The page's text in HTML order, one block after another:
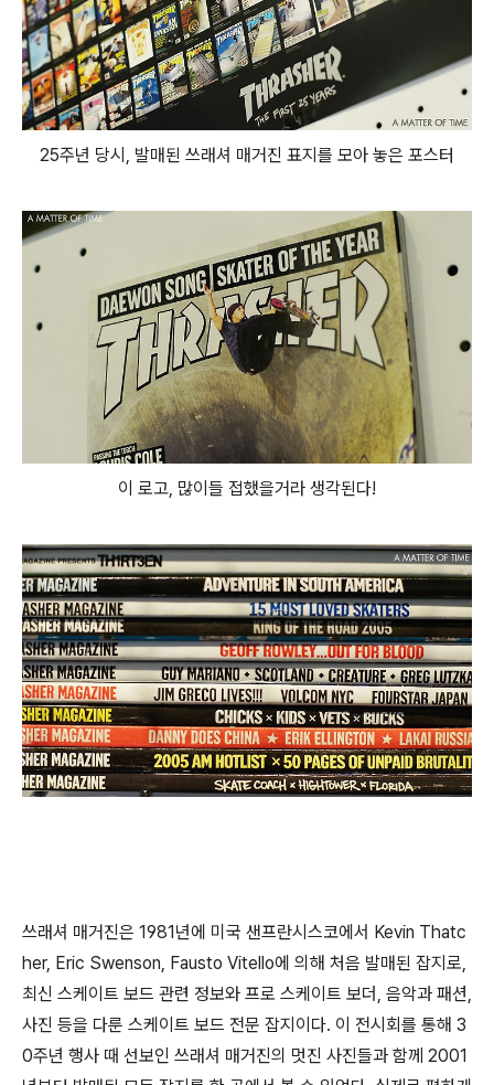
25주년 당시, 발매된 쓰래셔 매거진 표지를 모아 놓은 포스터
이 로고, 많이들 접했을거라 생각된다!
쓰래셔 매거진은 1981년에 미국 샌프란시스코에서 Kevin Thatc
her, Eric Swenson, Fausto Vitello에 의해 처음 발매된 잡지로,
최신 스케이트 보드 관련 정보와 프로 스케이트 보더, 음악과 패션,
사진 등을 다룬 스케이트 보드 전문 잡지이다. 이 전시회를 통해 3
0주년 행사 때 선보인 쓰래셔 매거진의 멋진 사진들과 함께 2001